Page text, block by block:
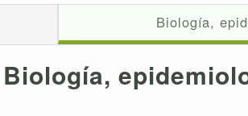
Biología,
Biología,